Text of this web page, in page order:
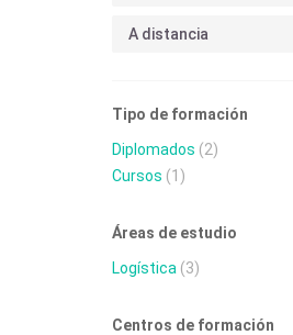
A distancia
Tipo de formación
Diplomados (2)
Cursos (1)
Áreas de estudio
Logística (3)
Centros de formación